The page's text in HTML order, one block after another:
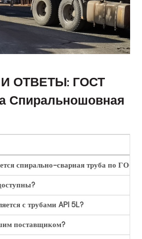
ОТВЕТЫ: ГОСТ
Спиральношовная
спирально-сварная труба по
с трубами API 5L?
поставщиком?